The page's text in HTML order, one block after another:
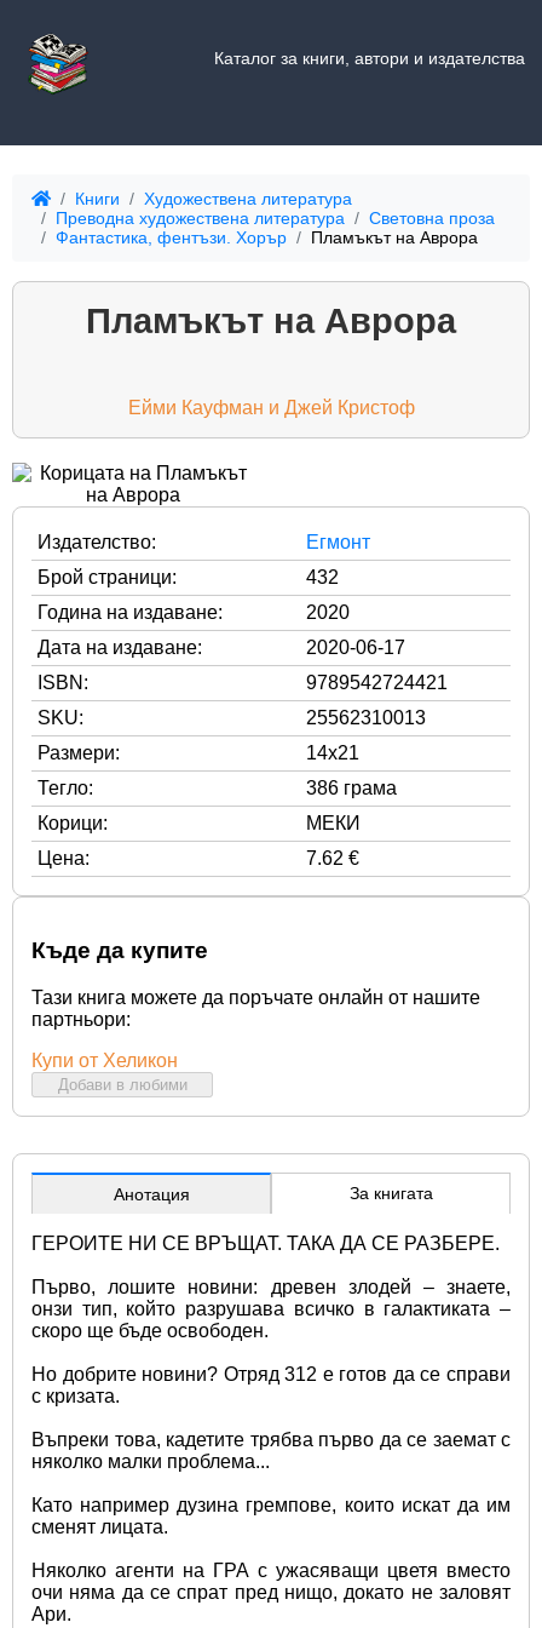
Каталог за книги, автори и издателства
Книги
Художествена литература
Преводна художествена литература
Световна проза
Фантастика, фентъзи. Хорър
Пламъкът на Аврора
Пламъкът на Аврора
Ейми Кауфман и Джей Кристоф
Издателство:
Егмонт
Брой страници:
432
Година на издаване:
2020
Дата на издаване:
2020-06-17
ISBN:
9789542724421
SKU:
25562310013
Размери:
14x21
Тегло:
386 грама
Корици:
МЕКИ
Цена:
7.62 €
Къде да купите
Тази книга можете да поръчате онлайн от нашите
партньори:
Купи от Хеликон
Добави в любими
Анотация За книгата
ГЕРОИТЕ НИ СЕ ВРЪЩАТ. ТАКА ДА СЕ РАЗБЕРЕ.
Първо, лошите новини: древен злодей – знаете,
онзи тип, който разрушава всичко в галактиката –
скоро ще бъде освободен.
Но добрите новини? Отряд 312 е готов да се справи
с кризата.
Въпреки това, кадетите трябва първо да се заемат с
няколко малки проблема...
Като например дузина гремпове, които искат да им
сменят лицата.
Няколко агенти на ГРА с ужасяващи цветя вместо
очи няма да се спрат пред нищо, докато не заловят
Ари.